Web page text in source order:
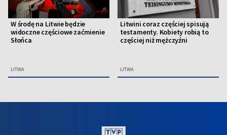
W środę na Litwie będzie
widoczne częściowe zaćmienie
Słońca
LITWA
Litwini coraz częściej spisują
testamenty. Kobiety robią to
częściej niż mężczyźni
LITWA